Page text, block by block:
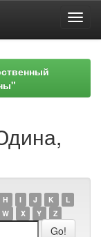
H I J K
L
W X Y Z